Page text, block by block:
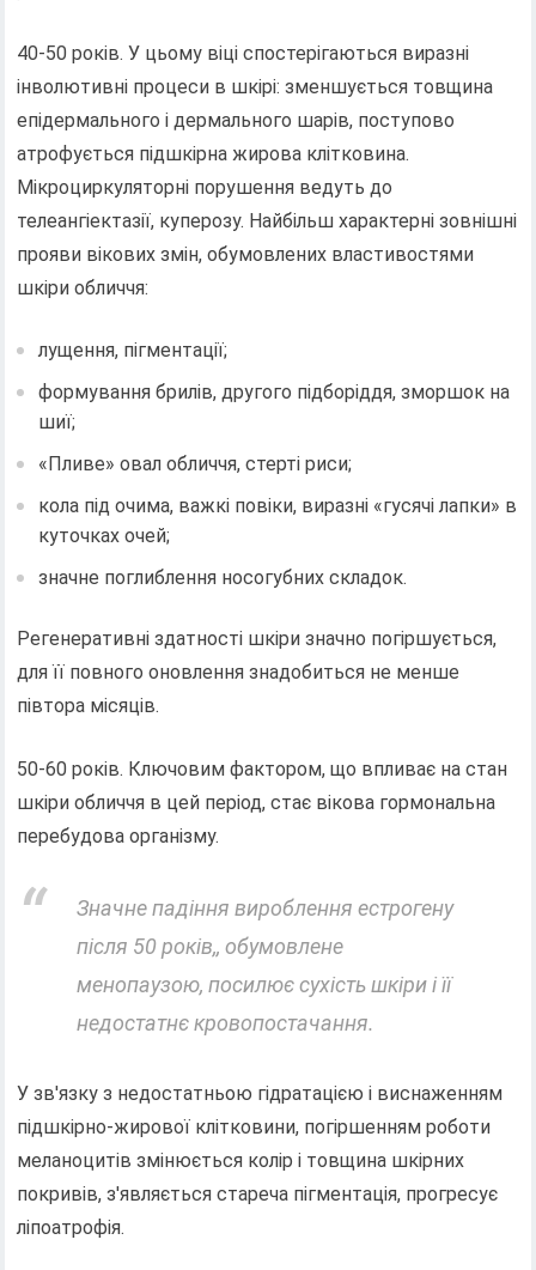
40-50 років. У цьому віці спостерігаються виразні
інволютивні процеси в шкірі: зменшується товщина
епідермального і дермального шарів, поступово
атрофується підшкірна жирова клітковина.
Мікроциркуляторні порушення ведуть до
телеангіектазії, куперозу. Найбільш характерні зовнішні
прояви вікових змін, обумовлених властивостями
шкіри обличчя:
лущення, пігментації;
формування брилів, другого підборіддя, зморшок на
шиї;
«Пливе» овал обличчя, стерті риси;
кола під очима, важкі повіки, виразні «гусячі лапки» в
куточках очей;
значне поглиблення носогубних складок.
Регенеративні здатності шкіри значно погіршується,
для її повного оновлення знадобиться не менше
півтора місяців.
50-60 років. Ключовим фактором, що впливає на стан
шкіри обличчя в цей період, стає вікова гормональна
перебудова організму.
Значне падіння вироблення естрогену
після 50 років,, обумовлене
менопаузою, посилює сухість шкіри і її
недостатнє кровопостачання.
У зв'язку з недостатньою гідратацією і виснаженням
підшкірно-жирової клітковини, погіршенням роботи
меланоцитів змінюється колір і товщина шкірних
покривів, з'являється стареча пігментація, прогресує
ліпоатрофія.